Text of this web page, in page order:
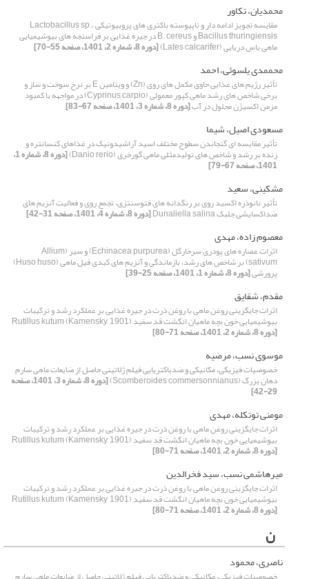
محمدیان، تکاور
مقایسه تجویز ادامه دار و ناپیوسته باکتری های پروبیوتیکی Lactobacillus sp.،
Bacillus thuringiensis و B. cereus در جیره غذایی بر فراسنجه های بیوشیمیایی
ماهی ‌باس دریایی (Lates calcarifer) [دوره 8، شماره 2، 1401، صفحه 55-70]
محممدی یلسوئی، احمد
تأثیر رژیم های غذایی حاوی مکمل های روی (Zn) و ویتامین E بر نرخ سوخت و ساز و
برخی شاخص های رشد ماهی کپور معمولی (Cyprinus carpio) در مواجهه با کمبود
مزمن اکسیژن محلول در آب[دوره 8، شماره 3، 1401، صفحه 67-83]
مسعودی اصیل، شیما
تأثیر مقایسه ای گنجاندن سطوح مختلف اسید آراشیدونیک در غذاهای کنسانتره و
زنده بر رشد و شاخص های تولیدمثلی ماهی گورخری (Danio rerio) [دوره 8، شماره 1،
1401، صفحه 67-79]
مشکینی، سعید
تأثیر نانوذره اکسید روی بر رنگدانه های فتوسنتزی، تجمع روی و فعالیت آنزیم های
ضداکسایشی جلبک Dunaliella salina [دوره 8، شماره 4، 1401، صفحه 31-42]
معصوم زاده، مهدی
اثرات عصاره های پودری سرخارگل (Echinacea purpurea) و سیر (Allium
sativum) بر شاخص های رشد، بازماندگی و آنزیم های کبدی فیل ماهی (Huso huso)
پرورشی[دوره 8، شماره 1، 1401، صفحه 25-39]
مقدم، شقایق
اثرات جایگزینی روغن ماهی با روغن ذرت در جیره غذایی بر عملکرد رشد و ترکیبات
بیوشیمیایی خون بچه ماهیان انگشت قد سفید Rutillus kutum (Kamensky, 1901)
[دوره 8، شماره 2، 1401، صفحه 71-80]
موسوی نسب، مرضیه
خصوصیات فیزیکی، مکانیکی و ضدباکتریایی فیلم‌ ژلاتینی حاصل از ضایعات ماهی سارم
دهان بزرگ (Scomberoides commersonnianus) [دوره 8، شماره 3، 1401، صفحه
29-42]
مومنی توتکله، مهدی
اثرات جایگزینی روغن ماهی با روغن ذرت در جیره غذایی بر عملکرد رشد و ترکیبات
بیوشیمیایی خون بچه ماهیان انگشت قد سفید Rutillus kutum (Kamensky, 1901)
[دوره 8، شماره 2، 1401، صفحه 71-80]
میرهاشمی نسب، سید فخرالدین
اثرات جایگزینی روغن ماهی با روغن ذرت در جیره غذایی بر عملکرد رشد و ترکیبات
بیوشیمیایی خون بچه ماهیان انگشت قد سفید Rutillus kutum (Kamensky, 1901)
[دوره 8، شماره 2، 1401، صفحه 71-80]
ن
ناصری، محمود